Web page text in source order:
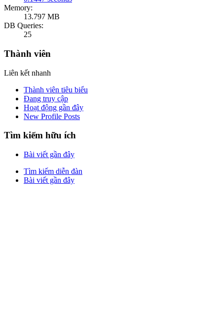
Memory:
13.797 MB
DB Queries:
25
Thành viên
Liên kết nhanh
Thành viên tiêu biểu
Đang truy cập
Hoạt động gần đây
New Profile Posts
Tìm kiếm hữu ích
Bài viết gần đây
Tìm kiếm diễn đàn
Bài viết gần đây